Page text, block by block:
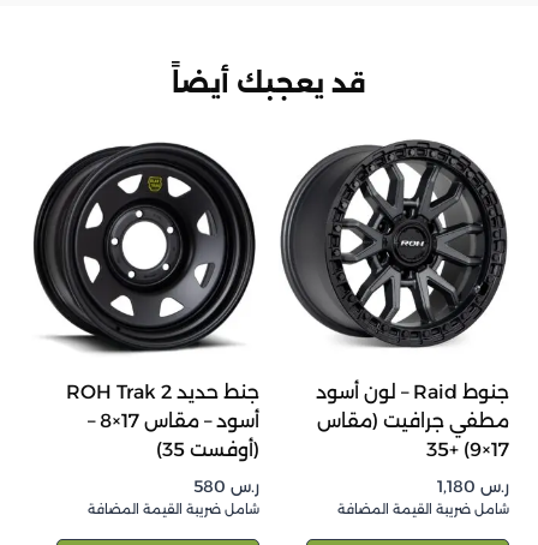
قد يعجبك أيضاً
جنوط Raid – لون أسود
مطفي جرافيت (مقاس
17×9) +35
ر.س
شامل ضريبة القيمة المضافة
جنط حديد ROH Trak 2
أسود – مقاس 17×8 –
(أوفست 35)
ر.س
شامل ضريبة القيمة المضافة